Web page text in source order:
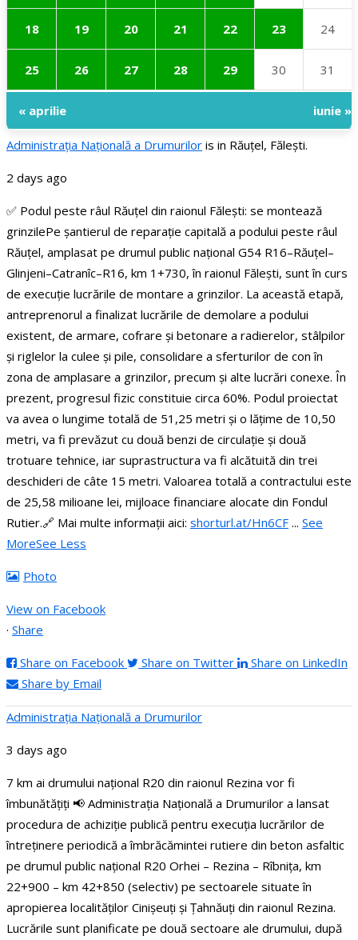
18 19 20 21 22 23 24
25 26 27 28 29 30 31
« aprilie iunie »
Administraţia Națională a Drumurilor is in Răuțel, Fălești.
2 days ago
✅ Podul peste râul Răuțel din raionul Fălești: se montează
grinzilePe șantierul de reparație capitală a podului peste râul
Răuțel, amplasat pe drumul public național G54 R16–Răuțel–
Glinjeni–Catranîc–R16, km 1+730, în raionul Fălești, sunt în curs
de execuție lucrările de montare a grinzilor. La această etapă,
antreprenorul a finalizat lucrările de demolare a podului
existent, de armare, cofrare și betonare a radierelor, stâlpilor
și riglelor la culee și pile, consolidare a sferturilor de con în
zona de amplasare a grinzilor, precum și alte lucrări conexe. În
prezent, progresul fizic constituie circa 60%. Podul proiectat
va avea o lungime totală de 51,25 metri și o lățime de 10,50
metri, va fi prevăzut cu două benzi de circulație și două
trotuare tehnice, iar suprastructura va fi alcătuită din trei
deschideri de câte 15 metri. Valoarea totală a contractului este
de 25,58 milioane lei, mijloace financiare alocate din Fondul
Rutier.🔗 Mai multe informații aici: shorturl.at/Hn6CF ... See
MoreSee Less
Photo
View on Facebook
· Share
Share on Facebook Share on Twitter
Share on LinkedIn
Share by Email
Administraţia Națională a Drumurilor
3 days ago
7 km ai drumului național R20 din raionul Rezina vor fi
îmbunătățiți 📢 Administrația Națională a Drumurilor a lansat
procedura de achiziție publică pentru execuția lucrărilor de
întreținere periodică a îmbrăcămintei rutiere din beton asfaltic
pe drumul public național R20 Orhei – Rezina – Rîbnița, km
22+900 – km 42+850 (selectiv) pe sectoarele situate în
apropierea localităților Cinișeuți și Țahnăuți din raionul Rezina.
Lucrările sunt planificate pe două sectoare ale drumului, după